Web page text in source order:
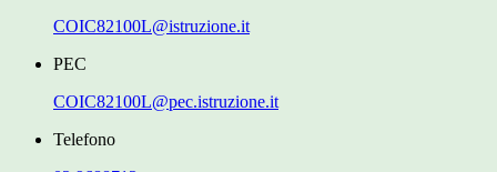
COIC82100L@istruzione.it
PEC
COIC82100L@pec.istruzione.it
Telefono